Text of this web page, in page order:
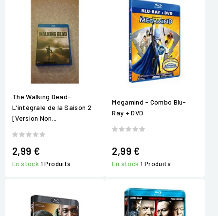
The Walking Dead-
L'intégrale de la Saison 2
[Version Non...
2,99 €
En stock 1 Produits
Megamind - Combo Blu-
Ray + DVD
2,99 €
En stock1 Produits